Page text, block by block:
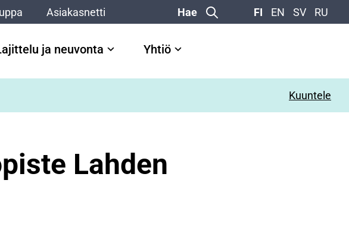
Asiakasnetti Hae FI EN SV RU
ja neuvonta Yhtiö
Kuuntele
Lahden